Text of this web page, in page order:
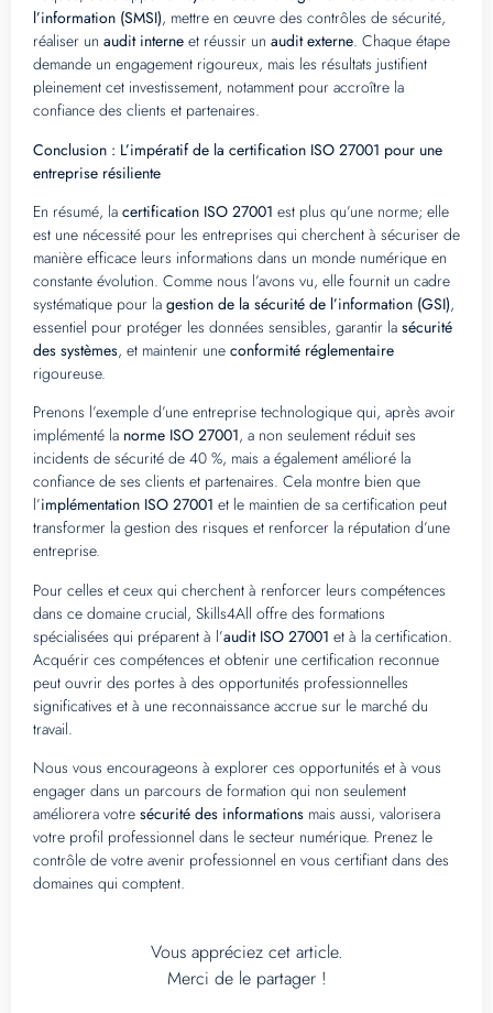
l’information (SMSI), mettre en œuvre des contrôles de sécurité,
réaliser un audit interne et réussir un audit externe. Chaque étape
demande un engagement rigoureux, mais les résultats justifient
pleinement cet investissement, notamment pour accroître la
confiance des clients et partenaires.
Conclusion : L’impératif de la certification ISO 27001 pour une
entreprise résiliente
En résumé, la certification ISO 27001 est plus qu’une norme; elle
est une nécessité pour les entreprises qui cherchent à sécuriser de
manière efficace leurs informations dans un monde numérique en
constante évolution. Comme nous l’avons vu, elle fournit un cadre
systématique pour la gestion de la sécurité de l’information (GSI),
essentiel pour protéger les données sensibles, garantir la sécurité
des systèmes, et maintenir une conformité réglementaire
rigoureuse.
Prenons l’exemple d’une entreprise technologique qui, après avoir
implémenté la norme ISO 27001, a non seulement réduit ses
incidents de sécurité de 40 %, mais a également amélioré la
confiance de ses clients et partenaires. Cela montre bien que
l’implémentation ISO 27001 et le maintien de sa certification peut
transformer la gestion des risques et renforcer la réputation d’une
entreprise.
Pour celles et ceux qui cherchent à renforcer leurs compétences
dans ce domaine crucial, Skills4All offre des formations
spécialisées qui préparent à l’audit ISO 27001 et à la certification.
Acquérir ces compétences et obtenir une certification reconnue
peut ouvrir des portes à des opportunités professionnelles
significatives et à une reconnaissance accrue sur le marché du
travail.
Nous vous encourageons à explorer ces opportunités et à vous
engager dans un parcours de formation qui non seulement
améliorera votre sécurité des informations mais aussi, valorisera
votre profil professionnel dans le secteur numérique. Prenez le
contrôle de votre avenir professionnel en vous certifiant dans des
domaines qui comptent.
Vous appréciez cet article.
Merci de le partager !